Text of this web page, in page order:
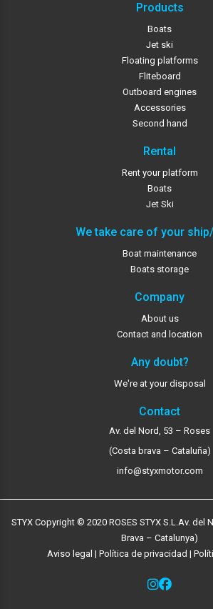
Products
Boats
Jet ski
Floating platforms
Fliteboard
Outboard engines
Accessories
Second hand
Rental
Rent your platform
Boats
Jet Ski
We take care of your
Boat maintenance
Boats storage
Company
About us
Contact and location
Any doubt?
We're at your disposal
Contact
Av. del Nord, 53 – Roses
(Costa brava – Cataluña)
info@styxmotor.com
STYX Copyright © 2020 ROSES STYX S.L. Av. del
Brava – Catalunya)
Aviso legal | Política de privacidad |